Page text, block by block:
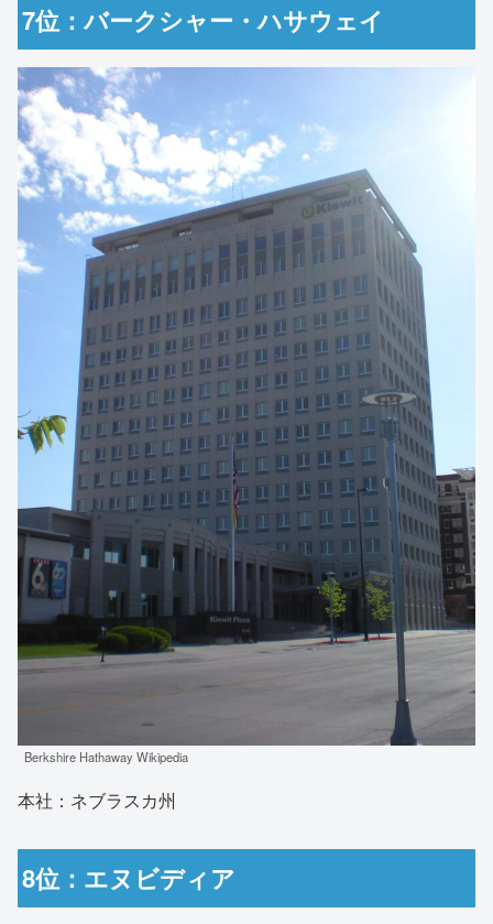
7位：バークシャー・ハサウェイ
Berkshire Hathaway Wikipedia
本社：ネブラスカ州
8位：エヌビディア